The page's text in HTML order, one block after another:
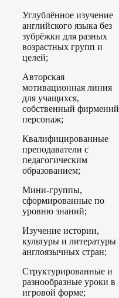
Углублённое изучение
английского языка без
зубрёжки для разных
возрастных групп и
целей;
Авторская
мотивационная линия
для учащихся,
собственный фирменнй
персонаж;
Квалифицированные
преподаватели с
педагогическим
образованием;
Мини-группы,
сформированные по
уровню знаний;
Изучение истории,
культуры и литературы
англоязычных стран;
Структурированные и
разнообразные уроки в
игровой форме;